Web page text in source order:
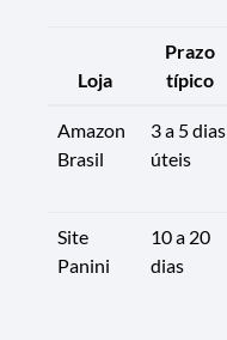
Loja
Prazo
típico
Amazon
Brasil
3 a 5 dias
úteis
Site
Panini
10 a 20
dias